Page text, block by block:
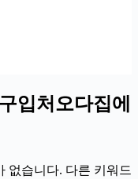
입처오다집에
없습니다. 다른 키워드